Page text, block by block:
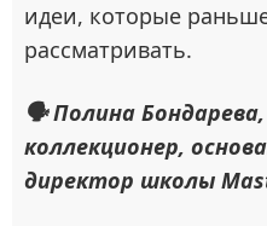
идеи, которые
рассматривать.
🗣 Полина Бондарева,
коллекционер,
директор школы